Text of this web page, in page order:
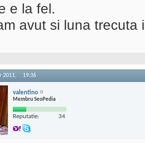
e la fel.
avut si luna trecuta
2011, 19:36
valentino
Membru SeoPedia
Reputatie: 34